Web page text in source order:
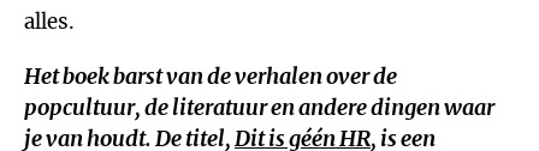
alles.
Het boek barst van de verhalen over de
popcultuur, de literatuur en andere dingen waar
je van houdt. De titel,Dit is géén HR, is een